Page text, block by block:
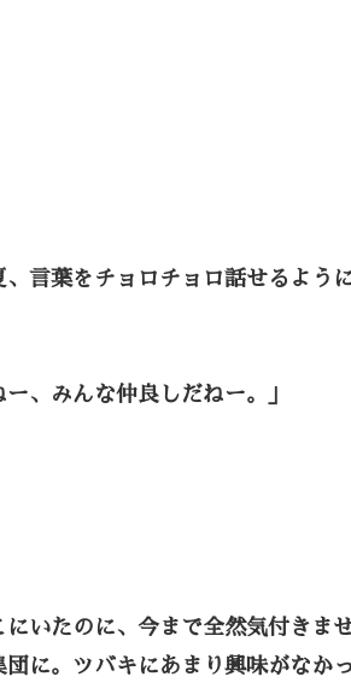
言葉をチョロチョロ話せるよう
、みんな仲良しだねー。」
いたのに、今まで全然気付きま
に。ツバキにあまり興味がなか